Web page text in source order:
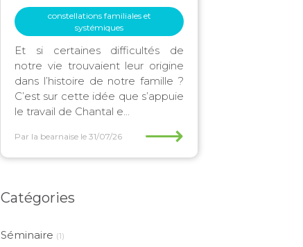
constellations familiales et
systémiques
Et si certaines difficultés de
notre vie trouvaient leur origine
dans l’histoire de notre famille ?
C’est sur cette idée que s’appuie
le travail de Chantal e...
Par la bearnaise le 31/07/26 ⟶
Catégories
Séminaire (1)